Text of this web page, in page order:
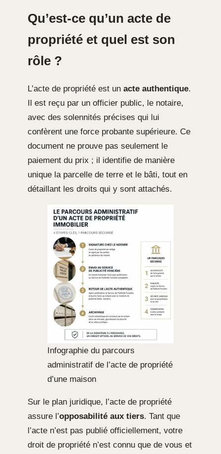
Qu’est-ce qu’un acte de
propriété et quel est son
rôle ?
L’acte de propriété est un acte authentique.
Il est reçu par un officier public, le notaire,
avec des solennités précises qui lui
confèrent une force probante supérieure. Ce
document ne prouve pas seulement le
paiement du prix ; il identifie de manière
unique la parcelle de terre et le bâti, tout en
détaillant les droits qui y sont attachés.
Infographie du parcours
administratif de l’acte de propriété
d’une maison
Sur le plan juridique, l’acte de propriété
assure l’opposabilité aux tiers. Tant que
l’acte n’est pas publié officiellement, votre
droit de propriété n’est connu que de vous et